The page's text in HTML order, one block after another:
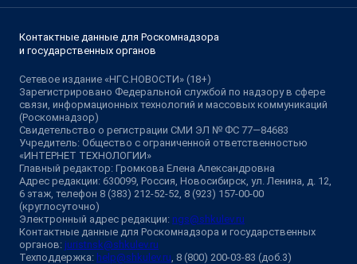
Контактные данные для Роскомнадзора
и государственных органов
Сетевое издание «НГС.НОВОСТИ» (18+)
Зарегистрировано Федеральной службой по надзору в сфере
связи, информационных технологий и массовых коммуникаций
(Роскомнадзор)
Свидетельство о регистрации СМИ ЭЛ № ФС 77—84683
Учредитель: Общество с ограниченной ответственностью
«ИНТЕРНЕТ ТЕХНОЛОГИИ»
Главный редактор: Громкова Елена Александровна
Адрес редакции: 630099, Россия, Новосибирск, ул. Ленина, д. 12,
6 этаж, телефон 8 (383) 212-52-52, 8 (923) 157-00-00
(круглосуточно)
Электронный адрес редакции: ngs@shkulev.ru
Контактные данные для Роскомнадзора и государственных
органов: juristnsk@shkulev.ru
Техподдержка: help@shkulev.ru , 8 (800) 200-03-83 (доб.3)